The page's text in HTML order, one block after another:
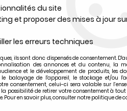
INSTANTANÉS
KODAK VIRAGE
Soyez le premier à donner
du site
et proposer des mises à jour
les erreurs techniques
ils sont donc dispensés de consentement.
des annonces et du contenu, la
et le développement de produits, les
balayage de l'appareil, le stockage et/ou
consentement, celui-ci sera valable sur
la possibilité de retirer votre consentement à
en savoir plus, consulter notre politique de